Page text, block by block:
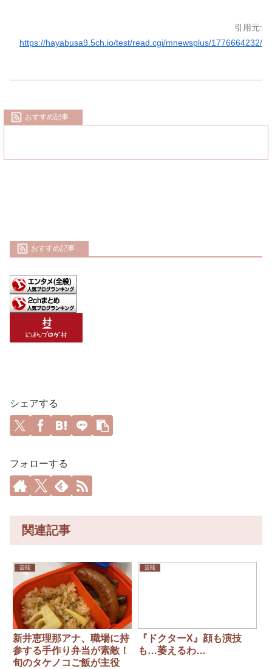
引用元:
https://hayabusa9.5ch.io/test/read.cgi/mnewsplus/1776664232/
おすすめ記事
おすすめ記事
シェアする
フォローする
関連記事
芸能
新井恵理那アナ、職場に持
参する手作り弁当が素敵！
旬のタケノコご飯が主役
芸能
『ドクターX』顔も演技
も…萎えるわ…